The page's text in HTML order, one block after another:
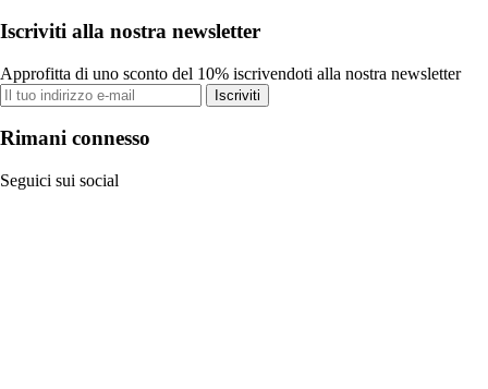
Iscriviti alla nostra newsletter
Approfitta di uno sconto del 10% iscrivendoti alla nostra newsletter
Iscriviti
Rimani connesso
Seguici sui social